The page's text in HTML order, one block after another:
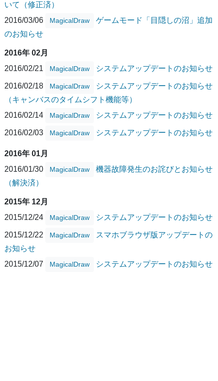
いて（修正済）
2016/03/06
MagicalDraw
ゲームモード「目隠しの沼」追加
のお知らせ
2016年 02月
2016/02/21
MagicalDraw システムアップデートのお知らせ
2016/02/18 MagicalDraw
システムアップデートのお知らせ
（キャンバスのタイムシフト機能等）
2016/02/14
MagicalDraw システムアップデートのお知らせ
2016/02/03 MagicalDraw システムアップデートのお知らせ
2016年 01月
2016/01/30
MagicalDraw
機器故障発生のお詫びとお知らせ
（解決済）
2015年 12月
2015/12/24
MagicalDraw システムアップデートのお知らせ
2015/12/22 MagicalDraw
スマホブラウザ版アップデートの
お知らせ
2015/12/07
MagicalDraw システムアップデートのお知らせ